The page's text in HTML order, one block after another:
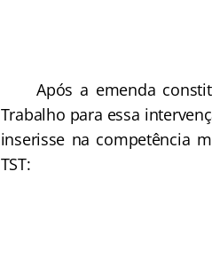
Após a emenda
Trabalho para essa
inserisse na competência
TST: